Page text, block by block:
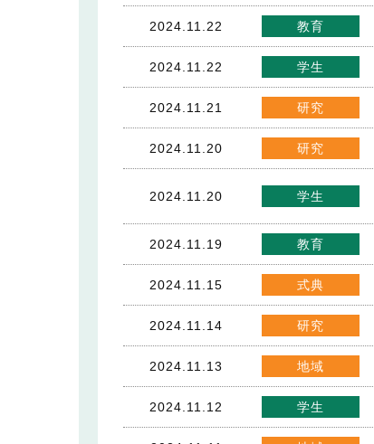
2024.11.22 教育
2024.11.22 学生
2024.11.21 研究
2024.11.20 研究
2024.11.20 学生
2024.11.19 教育
2024.11.15 式典
2024.11.14 研究
2024.11.13 地域
2024.11.12 学生